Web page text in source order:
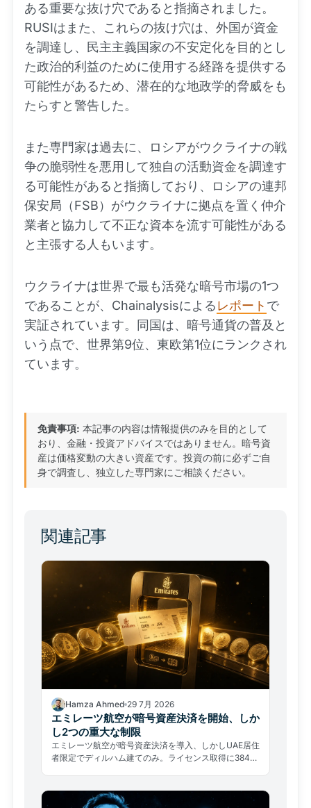
ある重要な抜け穴であると指摘されました。
RUSIはまた、これらの抜け穴は、外国が資金
を調達し、民主主義国家の不安定化を目的とし
た政治的利益のために使用する経路を提供する
可能性があるため、潜在的な地政学的脅威をも
たらすと警告した。
また専門家は過去に、ロシアがウクライナの戦
争の脆弱性を悪用して独自の活動資金を調達す
る可能性があると指摘しており、ロシアの連邦
保安局（FSB）がウクライナに拠点を置く仲介
業者と協力して不正な資本を流す可能性がある
と主張する人もいます。
ウクライナは世界で最も活発な暗号市場の1つ
であることが、Chainalysisによるレポート で
実証されています。同国は、暗号通貨の普及と
いう点で、世界第9位、東欧第1位にランクされ
ています。
免責事項: 本記事の内容は情報提供のみを目的として
おり、金融・投資アドバイスではありません。暗号資
産は価格変動の大きい資産です。投資の前に必ずご自
身で調査し、独立した専門家にご相談ください。
関連記事
Hamza Ahmed 29 7月 2026
エミレーツ航空が暗号資産決済を開始、しか
し2つの重大な制限
エミレーツ航空が暗号資産決済を導入、しかしUAE居住
者限定でディルハム建てのみ。ライセンス取得に384日